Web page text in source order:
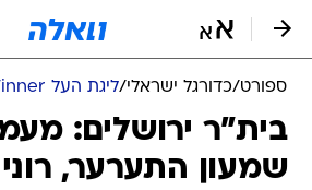
ספורט/כדורגל ישראלי/ליגת העל Winner
בית"ר ירושלים:
שמעון התערער, רוני